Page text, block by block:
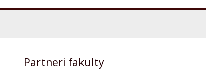
Partneri fakulty